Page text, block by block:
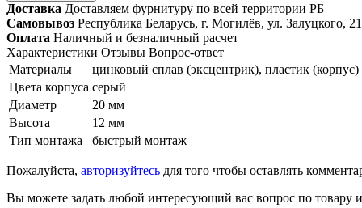
Доставка Доставляем фурнитуру по всей территории РБ
Самовывоз Республика Беларусь, г. Могилёв, ул. Залуцкого, 21
Оплата Наличный и безналичный расчет
Характеристики Отзывы Вопрос-ответ
Материалы
цинковый сплав (эксцентрик), пластик (корпус)
Цвета корпуса серый
Диаметр
20 мм
Высота
12 мм
Тип монтажа
быстрый монтаж
Пожалуйста, авторизуйтесь для того чтобы оставлять
Вы можете задать любой интересующий вас вопрос по товару